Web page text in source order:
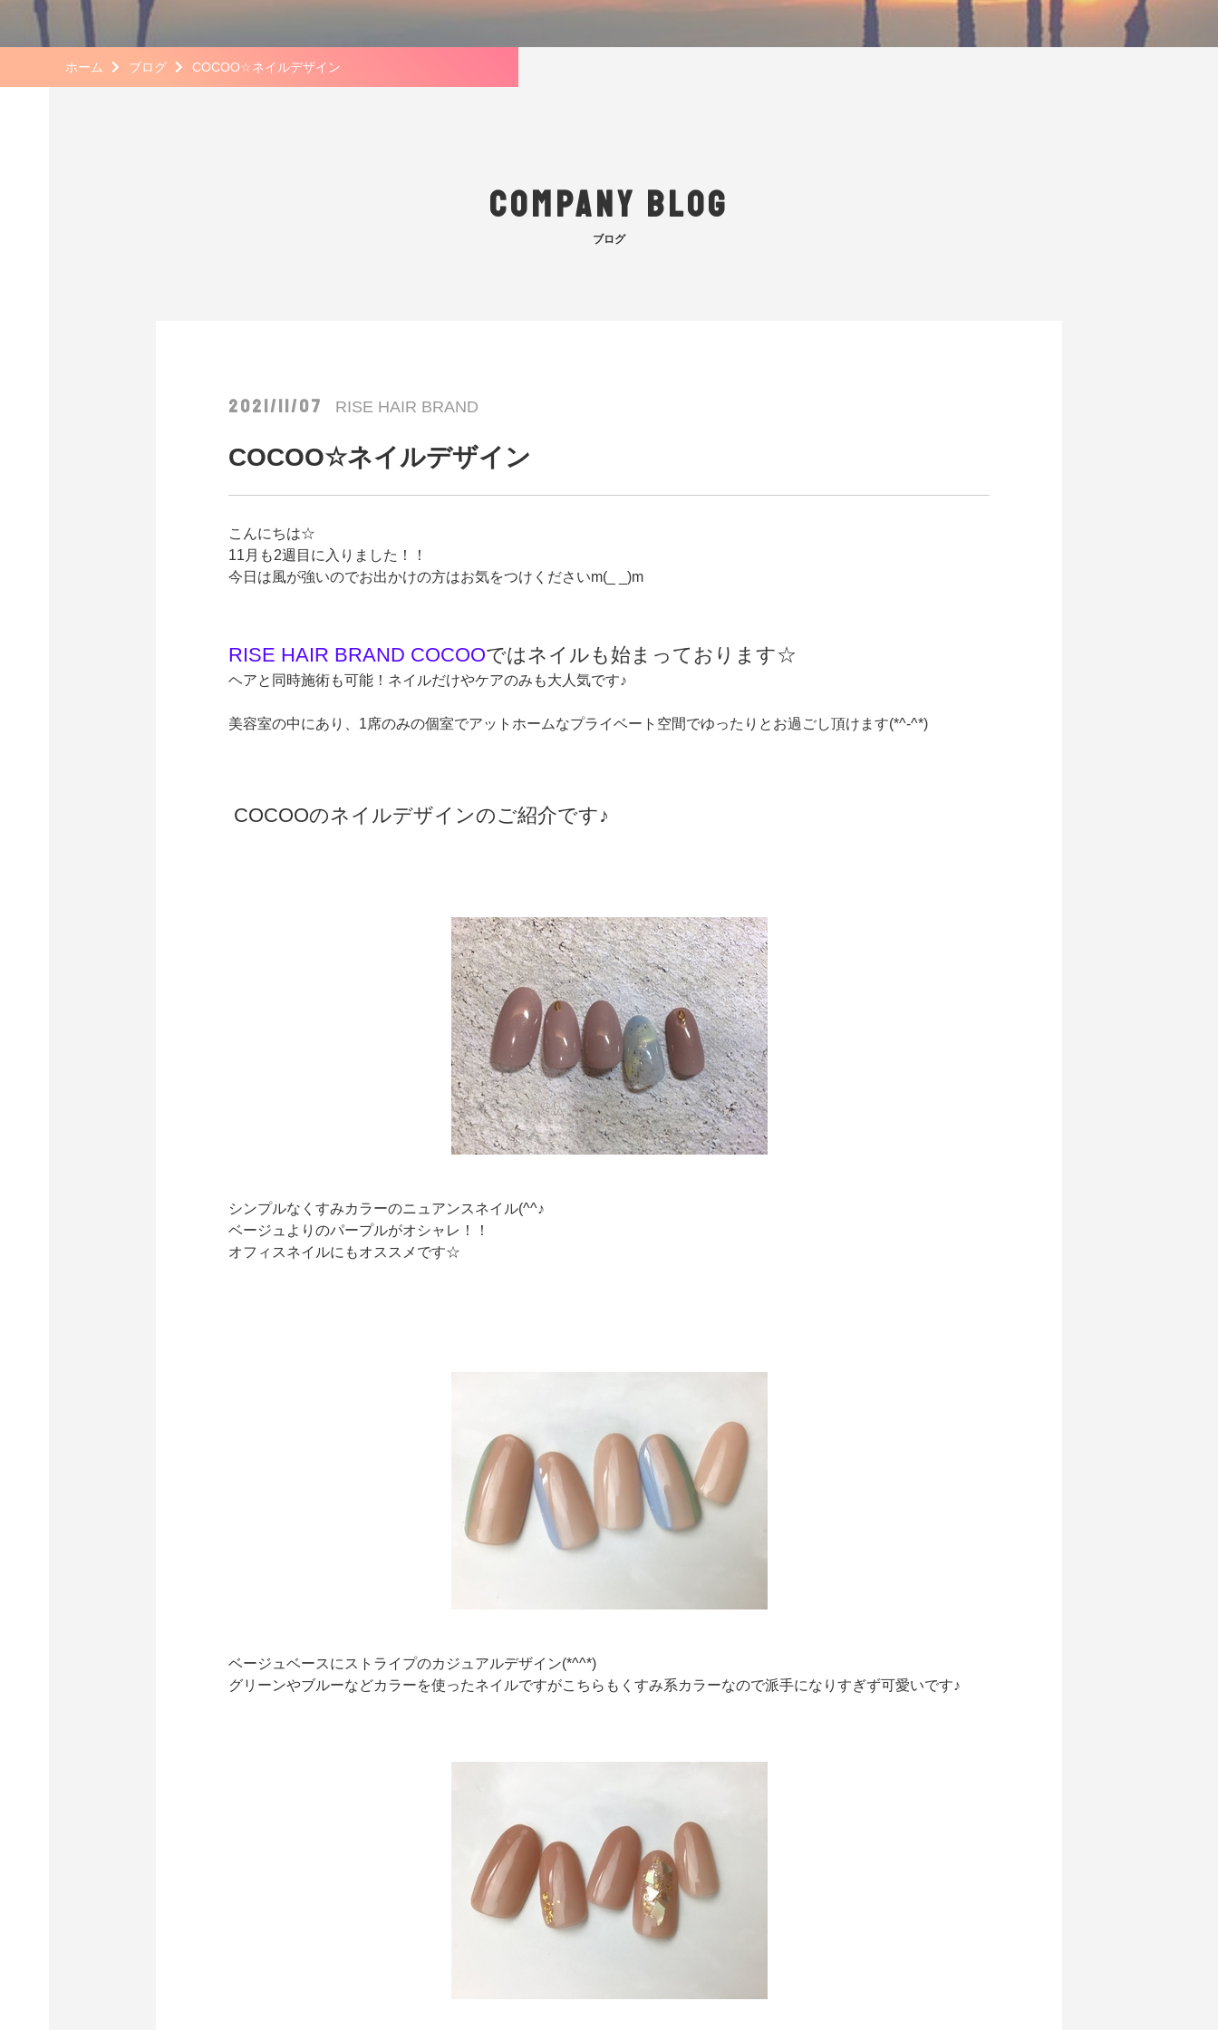
ホーム ブログ COCOO☆ネイルデザイン
COMPANY BLOG
ブログ
2021/11/07 RISE HAIR BRAND
COCOO☆ネイルデザイン
こんにちは☆
11月も2週目に入りました！！
今日は風が強いのでお出かけの方はお気をつけくださいm(_ _)m
RISE HAIR BRAND COCOOではネイルも始まっております☆
ヘアと同時施術も可能！ネイルだけやケアのみも大人気です♪
美容室の中にあり、1席のみの個室でアットホームなプライベート空間でゆったりとお過ごし頂けます(*^-^*)
COCOOのネイルデザインのご紹介です♪
シンプルなくすみカラーのニュアンスネイル(^^♪
ベージュよりのパープルがオシャレ！！
オフィスネイルにもオススメです☆
ベージュベースにストライプのカジュアルデザイン(*^^*)
グリーンやブルーなどカラーを使ったネイルですがこちらもくすみ系カラーなので派手になりすぎず可愛いです♪